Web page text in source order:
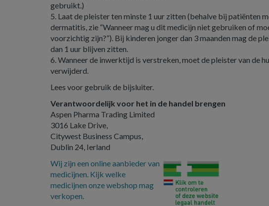
gebruikt.)
5. Laat de pleister ten minste 1 uur zitten (behalve bij patiënten
dermatitis, zie “Wanneer mag u dit medicijn niet gebruiken of
voorzichtig zijn?”). Bij kinderen jonger dan 3 maanden mag de
dan 1 uur blijven zitten.
6. Wanneer de inwerktijd is verstreken, moet de pleister van de
verwijderd.
Lees voor gebruik de bijsluiter.
Verantwoordelijk voor het in de handel brengen
Aspen Pharma Trading Limited
3016 Lake Drive,
Citywest Business Campus,
Dublin 24, Ierland
Wij zijn een online aanbieder van
medicijnen. Kijk welke
medicijnen onze webshop mag
verkopen.